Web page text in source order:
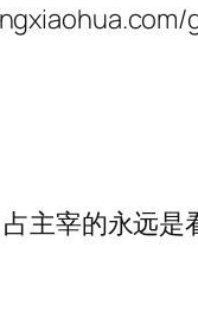
主宰的永远是